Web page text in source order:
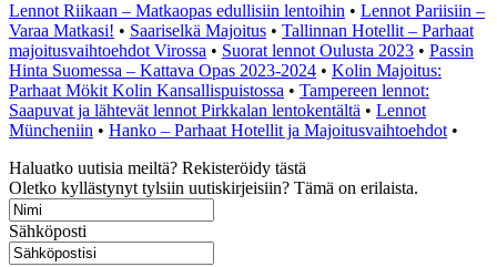
Lennot Riikaan – Matkaopas edullisiin lentoihin • Lennot Pariisiin –
Varaa Matkasi! • Saariselkä Majoitus • Tallinnan Hotellit – Parhaat
majoitusvaihtoehdot Virossa • Suorat lennot Oulusta 2023 • Passin
Hinta Suomessa – Kattava Opas 2023-2024 • Kolin Majoitus:
Parhaat Mökit Kolin Kansallispuistossa • Tampereen lennot:
Saapuvat ja lähtevät lennot Pirkkalan lentokentältä • Lennot
Müncheniin • Hanko – Parhaat Hotellit ja Majoitusvaihtoehdot •
Haluatko uutisia meiltä? Rekisteröidy tästä
Oletko kyllästynyt tylsiin uutiskirjeisiin? Tämä on erilaista.
Sähköposti